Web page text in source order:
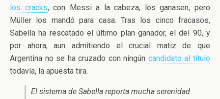
los cracks, con Messi a la cabeza, los ganasen, pero
Müller los mandó para casa. Tras los cinco fracasos,
Sabella ha rescatado el último plan ganador, el del 90, y
por ahora, aun admitiendo el crucial matiz de que
Argentina no se ha cruzado con ningún candidato al título
todavía, la apuesta tira.
El sistema de Sabella reporta mucha serenidad